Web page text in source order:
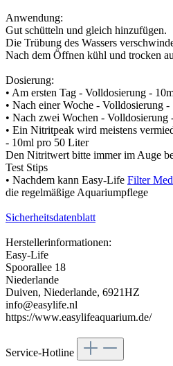
Anwendung:
Gut schütteln und gleich hinzufügen.
Die Trübung des Wassers
Nach dem Öffnen kühl und trocken
Dosierung:
• Am ersten Tag - Volldosierung -
• Nach einer Woche - Volldosierung
• Nach zwei Wochen -
• Ein Nitritpeak wird meistens
- 10ml pro 50 Liter
Den Nitritwert bitte immer im Auge
Test Stips
• Nachdem kann Easy-Life Filter
die regelmäßige Aquariumpflege
Sicherheitsdatenblatt
Herstellerinformationen:
Easy-
Spoorallee 18
Niederlande
Duiven, Niederlande, 6921HZ
https://www.easylifeaquarium.de/
Service-Hotline